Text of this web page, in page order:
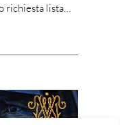
richiesta lista…